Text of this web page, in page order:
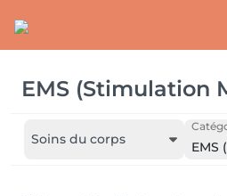
EMS (Stimulation
Soins du corps EMS